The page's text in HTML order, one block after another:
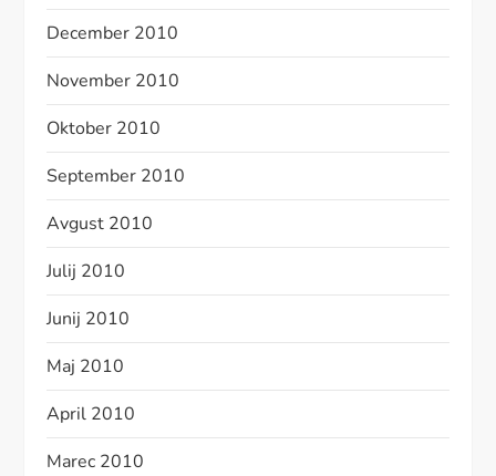
December 2010
November 2010
Oktober 2010
September 2010
Avgust 2010
Julij 2010
Junij 2010
Maj 2010
April 2010
Marec 2010